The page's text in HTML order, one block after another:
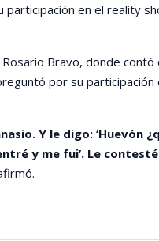
en el reality
Bravo, donde contó
por su participación
Y le digo: ‘Huevón
y me fui’. Le